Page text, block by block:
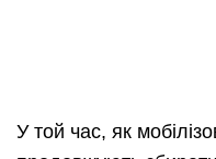
У той час, як